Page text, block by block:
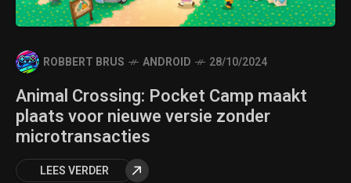
ROBBERT BRUS ANDROID 28/10/2024
Animal Crossing: Pocket Camp maakt
plaats voor nieuwe versie zonder
microtransacties
LEES VERDER